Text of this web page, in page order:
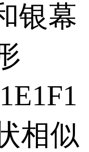
银幕
相似